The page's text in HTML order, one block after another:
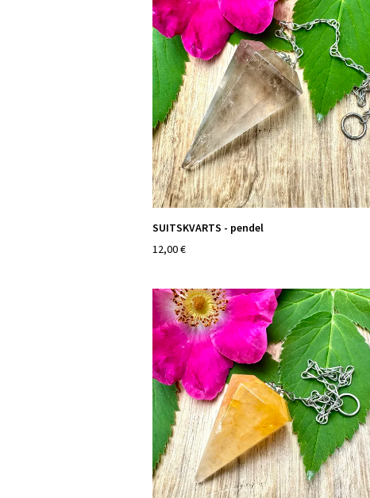
SUITSKVARTS - pendel
12,00 €